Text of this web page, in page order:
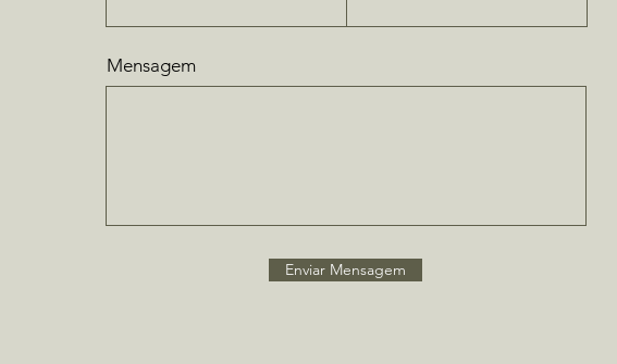
Mensagem
Enviar Mensagem